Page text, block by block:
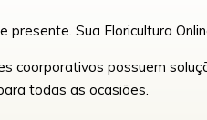
presente. Sua Floricultura
coorporativos possuem
todas as ocasiões.